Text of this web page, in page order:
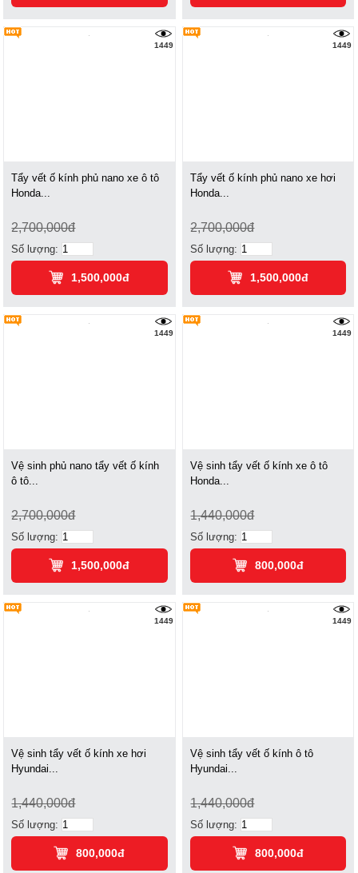
1449
Tẩy vết ố kính phủ nano xe ô tô
Honda...
2,700,000đ
Số lượng:
1,500,000đ
1449
Tẩy vết ố kính phủ nano xe hơi
Honda...
2,700,000đ
Số lượng:
1,500,000đ
1449
Vệ sinh phủ nano tẩy vết ố kính
ô tô...
2,700,000đ
Số lượng:
1,500,000đ
1449
Vệ sinh tẩy vết ố kính xe ô tô
Honda...
1,440,000đ
Số lượng:
800,000đ
1449
Vệ sinh tẩy vết ố kính xe hơi
Hyundai...
1,440,000đ
Số lượng:
800,000đ
1449
Vệ sinh tẩy vết ố kính ô tô
Hyundai...
1,440,000đ
Số lượng:
800,000đ